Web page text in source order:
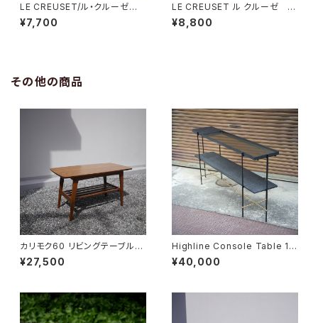
LE CREUSET/ル・クルーゼ
片手パン
¥7,700
LE CREUSET ル クルーゼ テ
ィーポット
¥8,800
その他の商品
カリモク60 リビングテーブル
小
¥27,500
Highline Console Table 18
0
¥40,000